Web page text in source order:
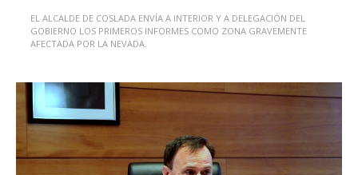
EL ALCALDE DE COSLADA ENVÍA A INTERIOR Y A DELEGACIÓN DEL
GOBIERNO LOS PRIMEROS INFORMES COMO ZONA GRAVEMENTE
AFECTADA POR LA NEVADA.